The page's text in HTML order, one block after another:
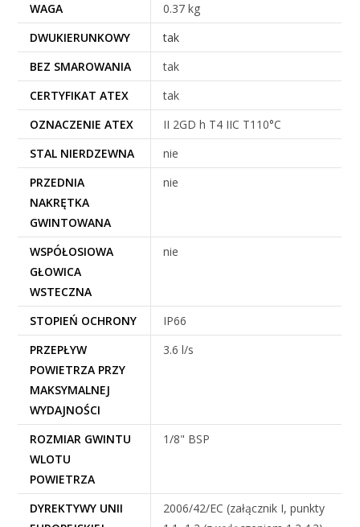
WAGA
0.37 kg
DWUKIERUNKOWY
tak
BEZ SMAROWANIA
tak
CERTYFIKAT ATEX
tak
OZNACZENIE ATEX
II 2GD h T4 IIC T110°C
STAL NIERDZEWNA
nie
PRZEDNIA
NAKRĘTKA
GWINTOWANA
nie
WSPÓŁOSIOWA
GŁOWICA
WSTECZNA
nie
STOPIEŃ OCHRONY
IP66
PRZEPŁYW
POWIETRZA PRZY
MAKSYMALNEJ
WYDAJNOŚCI
3.6 l/s
ROZMIAR GWINTU
WLOTU
POWIETRZA
1/8" BSP
DYREKTYWY UNII
2006/42/EC (załącznik I, punkty